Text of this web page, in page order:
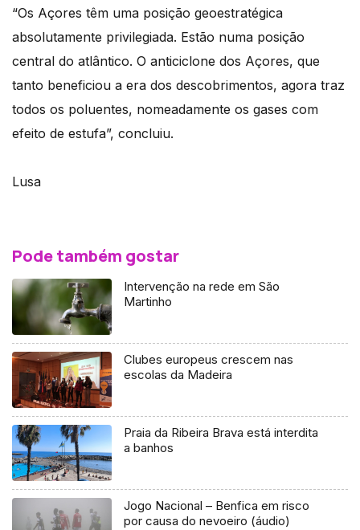
“Os Açores têm uma posição geoestratégica
absolutamente privilegiada. Estão numa posição
central do atlântico. O anticiclone dos Açores, que
tanto beneficiou a era dos descobrimentos, agora traz
todos os poluentes, nomeadamente os gases com
efeito de estufa”, concluiu.
Lusa
Pode também gostar
Intervenção na rede em São
Martinho
Clubes europeus crescem nas
escolas da Madeira
Praia da Ribeira Brava está interdita
a banhos
Jogo Nacional – Benfica em risco
por causa do nevoeiro (áudio)